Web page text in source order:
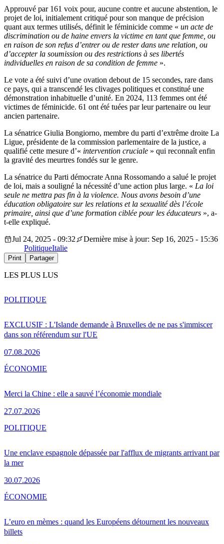
Approuvé par 161 voix pour, aucune contre et aucune abstention, le
projet de loi, initialement critiqué pour son manque de précision
quant aux termes utilisés, définit le féminicide comme « un acte de
discrimination ou de haine envers la victime en tant que femme, ou
en raison de son refus d’entrer ou de rester dans une relation, ou
d’accepter la soumission ou des restrictions à ses libertés
individuelles en raison de sa condition de femme ».
Le vote a été suivi d’une ovation debout de 15 secondes, rare dans
ce pays, qui a transcendé les clivages politiques et constitué une
démonstration inhabituelle d’unité. En 2024, 113 femmes ont été
victimes de féminicide. 61 ont été tuées par leur partenaire ou leur
ancien partenaire.
La sénatrice Giulia Bongiorno, membre du parti d’extrême droite La
Ligue, présidente de la commission parlementaire de la justice, a
qualifié cette mesure d’« intervention cruciale » qui reconnaît enfin
la gravité des meurtres fondés sur le genre.
La sénatrice du Parti démocrate Anna Rossomando a salué le projet
de loi, mais a souligné la nécessité d’une action plus large. « La loi
seule ne mettra pas fin à la violence. Nous avons besoin d’une
éducation obligatoire sur les relations et la sexualité dès l’école
primaire, ainsi que d’une formation ciblée pour les éducateurs », a-
t-elle expliqué.
Jul 24, 2025 - 09:32
Dernière mise à jour: Sep 16, 2025 - 15:36
PolitiqueItalie
Print Partager
LES PLUS LUS
EXCLUSIF : L'Islande demande à Bruxelles de ne pas s'immiscer
dans son référendum sur l'UE
07.08.2026
POLITIQUE
Merci la Chine : elle a sauvé l’économie mondiale
27.07.2026
ÉCONOMIE
Une enclave espagnole dépassée par l'afflux de migrants arrivant par
la mer
30.07.2026
POLITIQUE
L’euro en mèmes : quand les Européens détournent les nouveaux
billets
ÉCONOMIE